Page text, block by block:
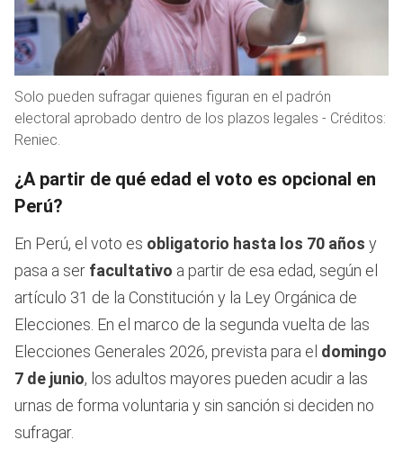
Solo pueden sufragar quienes figuran en el padrón
electoral aprobado dentro de los plazos legales - Créditos:
Reniec.
¿A partir de qué edad el voto es opcional en
Perú?
En Perú, el voto es obligatorio hasta los 70 años y
pasa a ser facultativo a partir de esa edad, según el
artículo 31 de la Constitución y la Ley Orgánica de
Elecciones. En el marco de la segunda vuelta de las
Elecciones Generales 2026, prevista para el domingo
7 de junio, los adultos mayores pueden acudir a las
urnas de forma voluntaria y sin sanción si deciden no
sufragar.